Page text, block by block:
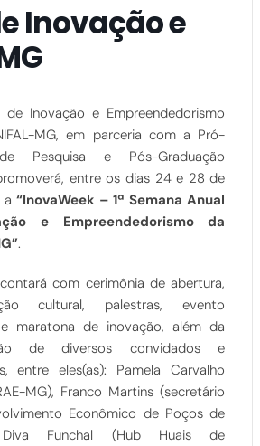
Inovação e
de Inovação e Empreendedorismo
MG, em parceria com a Pró-
Pesquisa e Pós-Graduação
entre os dias 24 e 28 de
a“InovaWeek – 1ª Semana Anual
e Empreendedorismo da
.
com cerimônia de abertura,
cultural, palestras, evento
maratona de inovação, além da
de diversos convidados e
entre eles(as): Pamela Carvalho
MG), Franco Martins (secretário
Econômico de Poços de
Diva Funchal (Hub Huais de